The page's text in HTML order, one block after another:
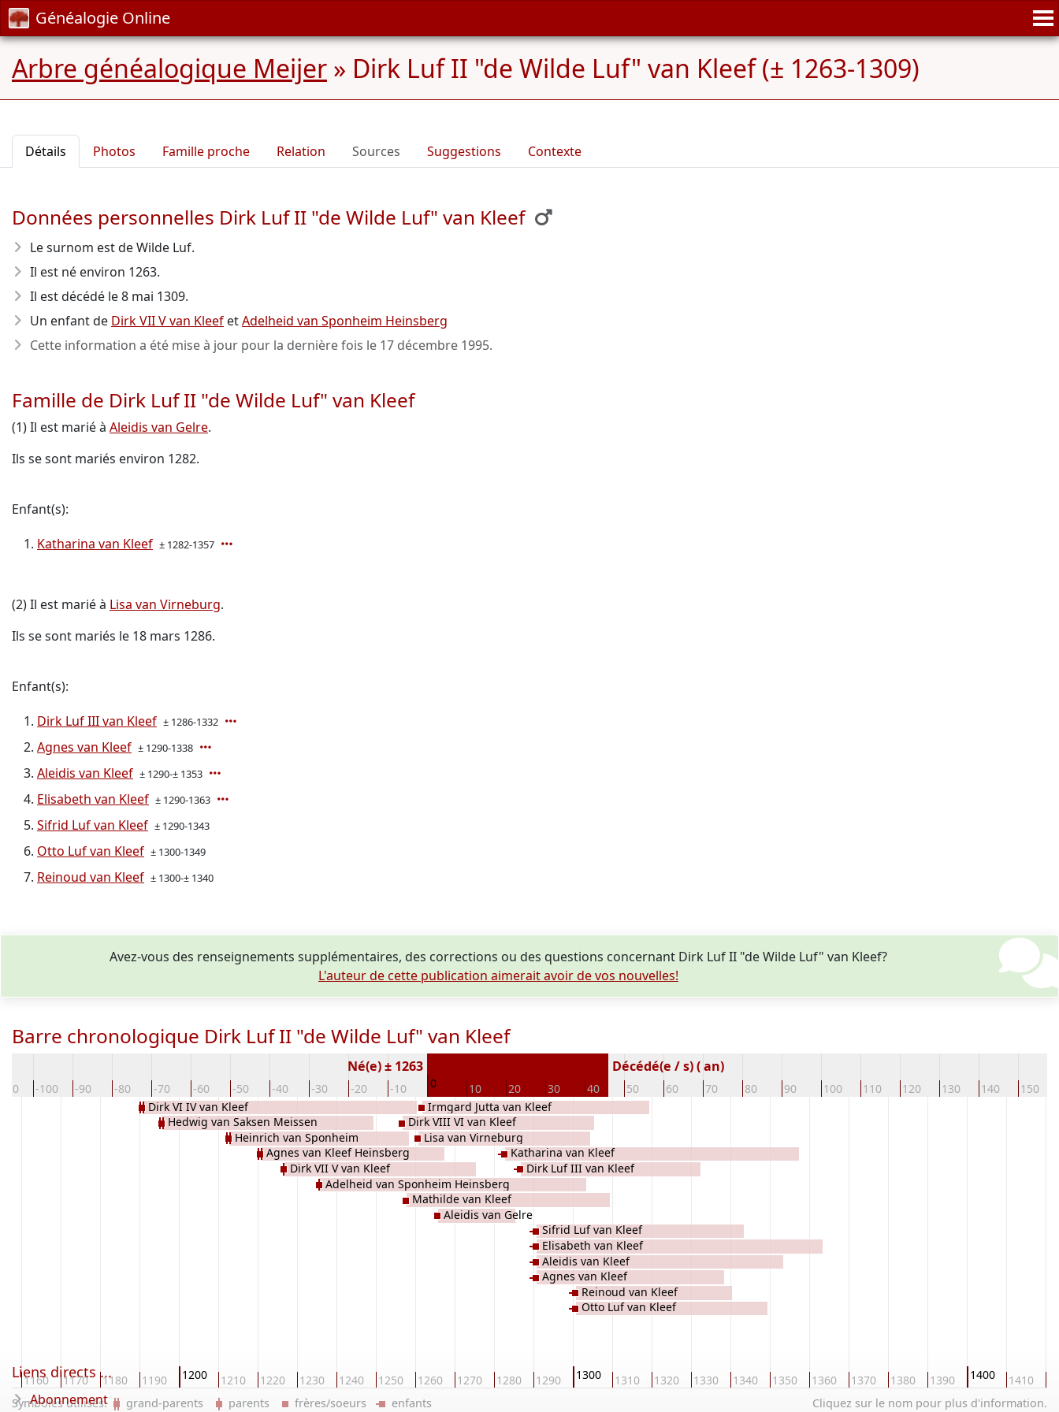
Généalogie Online
Arbre généalogique Meijer » Dirk Luf II "de Wilde Luf" van Kleef (± 1263-1309)
Détails Photos Famille proche Relation Sources Suggestions Contexte
Données personnelles Dirk Luf II "de Wilde Luf" van Kleef
Le surnom est de Wilde Luf.
Il est né environ 1263.
Il est décédé le 8 mai 1309.
Un enfant de Dirk VII V van Kleef etAdelheid van Sponheim Heinsberg
Cette information a été mise à jour pour la dernière fois le 17 décembre 1995.
Famille de Dirk Luf II "de Wilde Luf" van Kleef
(1) Il est marié à Aleidis van Gelre.
Ils se sont mariés environ 1282.
Enfant(s):
Katharina van Kleef ± 1282-1357
(2) Il est marié à Lisa van Virneburg.
Ils se sont mariés le 18 mars 1286.
Enfant(s):
Dirk Luf III van Kleef ± 1286-1332
Agnes van Kleef ± 1290-1338
Aleidis van Kleef ± 1290-± 1353
Elisabeth van Kleef ± 1290-1363
Sifrid Luf van Kleef ± 1290-1343
Otto Luf van Kleef ± 1300-1349
Reinoud van Kleef ± 1300-± 1340
Avez-vous des renseignements supplémentaires, des corrections ou des questions concernant Dirk Luf II "de Wilde Luf" van Kleef?
L'auteur de cette publication aimerait avoir de vos nouvelles!
Barre chronologique Dirk Luf II "de Wilde Luf" van Kleef
-100 -90 -80 -70 -60 -50 -40 -30 -20 -10 0 10 20 30 40 50 60 70 80 90 100 110 120 130 140 150
Né(e) ± 1263 Décédé(e / s) ( an)
1160 1170 1180 1190 1200 1210 1220 1230 1240 1250 1260 1270 1280 1290 1300 1310 1320 1330 1340 1350 1360 1370 1380 1390 1400 1410
Dirk VI IV van Kleef
Hedwig van Saksen Meissen
Heinrich van Sponheim
Agnes van Kleef Heinsberg
Dirk VII V van Kleef
Adelheid van Sponheim Heinsberg
Dirk VIII VI van Kleef
Mathilde van Kleef
Lisa van Virneburg
Irmgard Jutta van Kleef
Aleidis van Gelre
Katharina van Kleef
Dirk Luf III van Kleef
Sifrid Luf van Kleef
Elisabeth van Kleef
Aleidis van Kleef
Agnes van Kleef
Reinoud van Kleef
Otto Luf van Kleef
Cliquez sur le nom pour plus d'information.
Symboles utilisés: grand-parents parents frères/soeurs enfants
Liens directs ...
Abonnement